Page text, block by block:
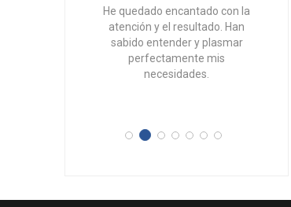
He quedado encantado con la
atención y el resultado. Han
sabido entender y plasmar
perfectamente mis
necesidades.